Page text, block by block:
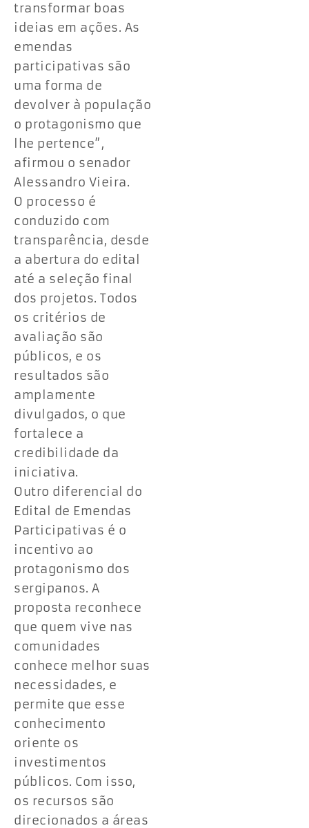
transformar boas
ideias em ações. As
emendas
participativas são
uma forma de
devolver à população
o protagonismo que
lhe pertence”,
afirmou o senador
Alessandro Vieira.
O processo é
conduzido com
transparência, desde
a abertura do edital
até a seleção final
dos projetos. Todos
os critérios de
avaliação são
públicos, e os
resultados são
amplamente
divulgados, o que
fortalece a
credibilidade da
iniciativa.
Outro diferencial do
Edital de Emendas
Participativas é o
incentivo ao
protagonismo dos
sergipanos. A
proposta reconhece
que quem vive nas
comunidades
conhece melhor suas
necessidades, e
permite que esse
conhecimento
oriente os
investimentos
públicos. Com isso,
os recursos são
direcionados a áreas